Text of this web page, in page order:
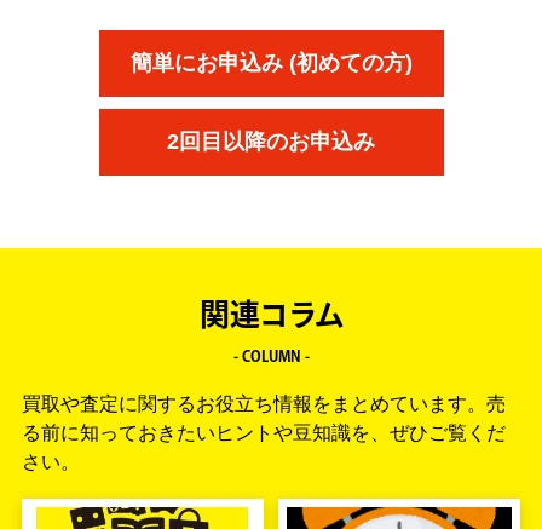
簡単にお申込み (初めての方)
2回目以降のお申込み
関連コラム
- COLUMN -
買取や査定に関するお役立ち情報をまとめています。 売
る前に知っておきたいヒントや豆知識を、ぜひご覧くだ
さい。